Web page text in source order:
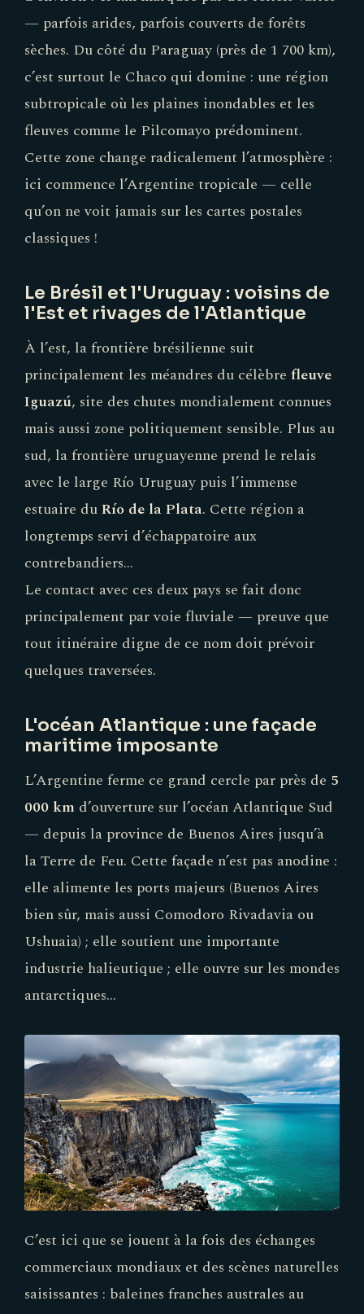
— parfois arides, parfois couverts de forêts
sèches. Du côté du Paraguay (près de 1 700 km),
c’est surtout le Chaco qui domine : une région
subtropicale où les plaines inondables et les
fleuves comme le Pilcomayo prédominent.
Cette zone change radicalement l’atmosphère :
ici commence l’Argentine tropicale — celle
qu’on ne voit jamais sur les cartes postales
classiques !
Le Brésil et l'Uruguay : voisins de
l'Est et rivages de l'Atlantique
À l’est, la frontière brésilienne suit
principalement les méandres du célèbre fleuve
Iguazú, site des chutes mondialement connues
mais aussi zone politiquement sensible. Plus au
sud, la frontière uruguayenne prend le relais
avec le large Río Uruguay puis l’immense
estuaire duRío de la Plata. Cette région a
longtemps servi d’échappatoire aux
contrebandiers…
Le contact avec ces deux pays se fait donc
principalement par voie fluviale — preuve que
tout itinéraire digne de ce nom doit prévoir
quelques traversées.
L'océan Atlantique : une façade
maritime imposante
L’Argentine ferme ce grand cercle par près de 5
000 km d’ouverture sur l’océan Atlantique Sud
— depuis la province de Buenos Aires jusqu’à
la Terre de Feu. Cette façade n’est pas anodine :
elle alimente les ports majeurs (Buenos Aires
bien sûr, mais aussi Comodoro Rivadavia ou
Ushuaia) ; elle soutient une importante
industrie halieutique ; elle ouvre sur les mondes
antarctiques…
C’est ici que se jouent à la fois des échanges
commerciaux mondiaux et des scènes naturelles
saisissantes : baleines franches australes au